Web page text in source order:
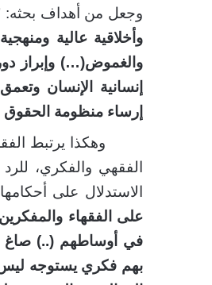
وجعل من أهداف بحثه:
وأخلاقية عالية
والغموض(…) وإبراز دور
إنسانية الإنسان
إرساء منظومة الحقوق
وهكذا يرتبط
الفقهي والفكري،
الاستدلال على
على الفقهاء
في أوساطهم (..) صاغ
بهم فكري يستوجه ليس